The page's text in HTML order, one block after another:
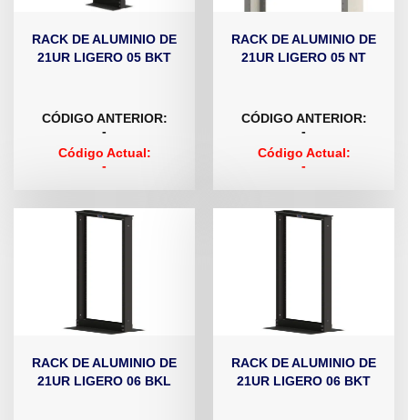
RACK DE ALUMINIO DE
21UR LIGERO 05 BKT
CÓDIGO ANTERIOR:
-
Código Actual:
-
RACK DE ALUMINIO DE
21UR LIGERO 05 NT
CÓDIGO ANTERIOR:
-
Código Actual:
-
RACK DE ALUMINIO DE
21UR LIGERO 06 BKL
RACK DE ALUMINIO DE
21UR LIGERO 06 BKT